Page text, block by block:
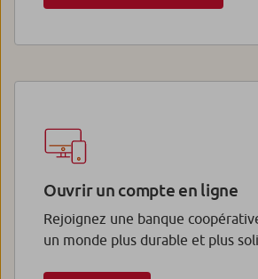
Ouvrir un compte en ligne
Rejoignez une banque
un monde plus durable et plus